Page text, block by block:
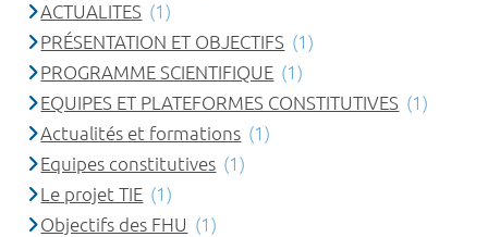
ACTUALITES (1)
PRÉSENTATION ET OBJECTIFS (1)
PROGRAMME SCIENTIFIQUE (1)
EQUIPES ET PLATEFORMES CONSTITUTIVES (1)
Actualités et formations (1)
Equipes constitutives (1)
Le projet TIE (1)
Objectifs des FHU (1)